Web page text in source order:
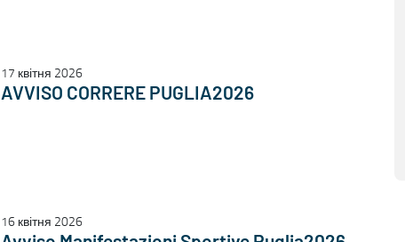
17 квітня 2026
AVVISO CORRERE PUGLIA2026
16 квітня 2026